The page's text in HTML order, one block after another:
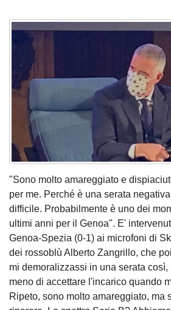
"Sono molto amareggiato e
per me. Perché è una serata
difficile. Probabilmente è uno dei
ultimi anni per il Genoa". E'
Genoa-Spezia (0-1) ai microfoni di
dei rossoblù Alberto Zangrillo, che
mi demoralizzassi in una serata così,
meno di accettare l'incarico quando
Ripeto, sono molto amareggiato, ma